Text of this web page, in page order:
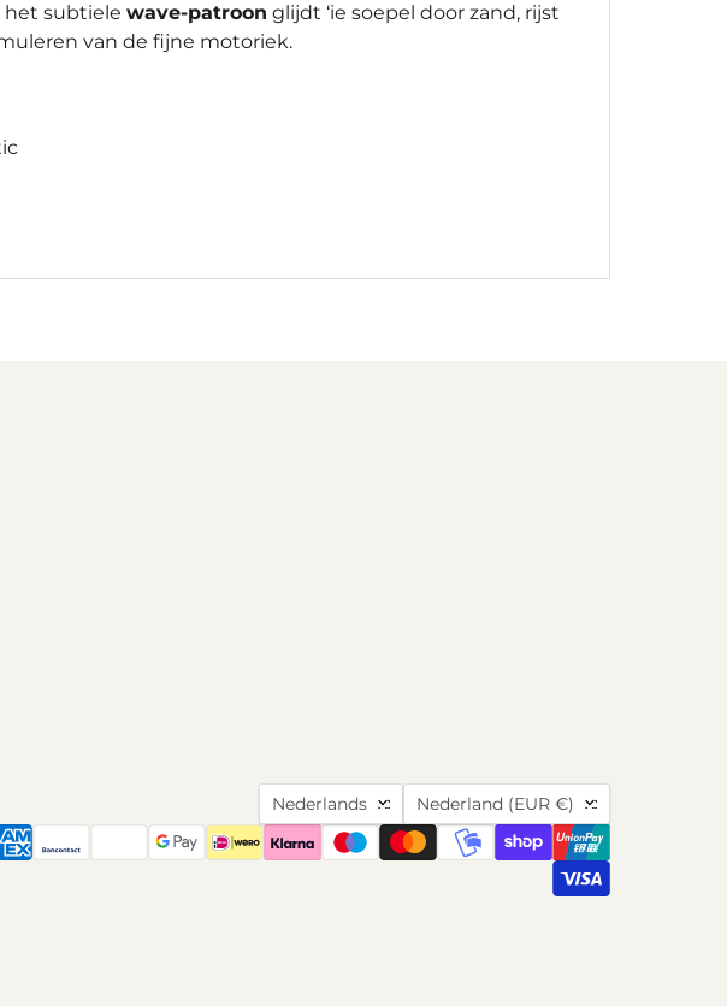
het subtiele wave-patroon glijdt ‘ie soepel door zand, rijst
van de fijne motoriek.
Taal
Nederlands Land
Nederland (EUR €)